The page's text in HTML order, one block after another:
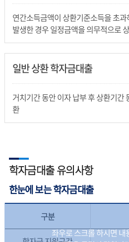
연간소득금액이 상환기준소득을 초
발생한 경우 일정금액을 의무적으로
일반 상환 학자금대출
거치기간 동안 이자 납부 후 상환기간
환
학자금대출 유의사항
한눈에 보는 학자금대출
구분